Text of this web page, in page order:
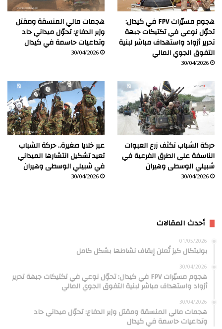
هجوم مسيّرات FPV في كيدال:
تحوّل نوعي في تكتيكات جبهة
تحرير أزواد واستهداف مباشر لبنية
التفوق الجوي المالي
30/04/2026
هجمات مالي المنسقة ومقتل
وزير الدفاع: تحوّل ميداني حاد
وتداعيات حاسمة في كيدال
30/04/2026
حركة الشباب تكثف زرع العبوات
الناسفة على الطرق الفرعية في
شبيلي الوسطى وهيران
30/04/2026
عبر خلايا صغيرة.. حركة الشباب
تعيد تشكيل انتشارها الميداني
في شبيلي الوسطى وهيران
30/04/2026
أحدث المقالات
01/05/2026
بوليتكال كيز تُعلن إيقاف نشاطها بشكل كامل
30/04/2026
هجوم مسيّرات FPV في كيدال: تحوّل نوعي في تكتيكات جبهة تحرير
أزواد واستهداف مباشر لبنية التفوق الجوي المالي
30/04/2026
هجمات مالي المنسقة ومقتل وزير الدفاع: تحوّل ميداني حاد
وتداعيات حاسمة في كيدال